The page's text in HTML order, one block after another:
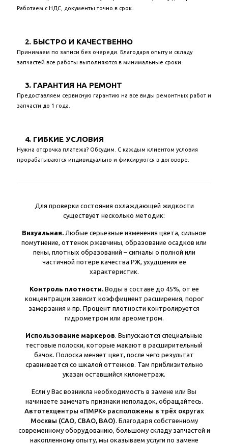
Работаем с НДС, документы точно в срок.
2. БЫСТРО И КАЧЕСТВЕННО
Принимаем по записи без очереди. Благодаря опыту и складу
запчастей все работы выполняются в минимальные сроки.
3. ГАРАНТИЯ НА РЕМОНТ
Предоставляем сервисную гарантию на все виды ремонтных работ и
запчасти до 1 года.
4. ГИБКИЕ УСЛОВИЯ
Нужна отсрочка платежа? Обсудим. С каждым клиентом условия
прорабатываются индивидуально и фиксируются в договоре.
Для проверки состояния охлаждающей жидкости
существует несколько методик:
Визуальная.
Любые серьезные изменения цвета, сильное
помутнение, оттенок ржавчины, образование осадков или
пены, плотных образований – сигналы о полной или
частичной потере качества РЖ, ухудшения ее
характеристик.
Контроль плотности. Воды в составе до 45%, от ее
концентрации зависит коэффициент расширения, порог
замерзания и пр. Процент плотности контролируется
гидрометром или ареометром.
Использование маркеров . Выпускаются специальные
тестовые полоски, которые макают в расширительный
бачок. Полоска меняет цвет, после чего результат
сравнивается со шкалой оттенков. Там приблизительно
указан оставшийся километраж.
Если у Вас возникла необходимость в замене или Вы
начинаете замечать признаки неполадок, обращайтесь.
Автотехцентры «ПМРК» расположены в трёх округах
Москвы (САО, СВАО, ВАО) . Благодаря собственному
современному оборудованию, большому складу запчастей и
накопленному опыту, мы оказываем услуги по замене